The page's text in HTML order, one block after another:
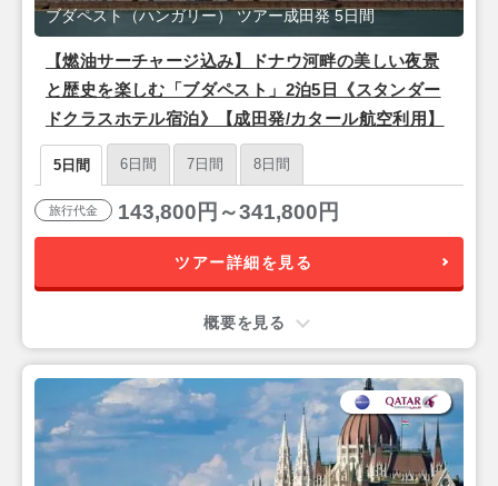
【燃油サーチャージ込み】ドナウ河畔の美しい夜景
と歴史を楽しむ「ブダペスト」2泊5日《スタンダー
ドクラスホテル宿泊》【成田発/カタール航空利用】
ブダペスト（ハンガリー） ツアー成田発 5日間
5日間 6日間 7日間 8日間
旅行代金 143,800円～341,800円
ツアー詳細を見る
概要を見る